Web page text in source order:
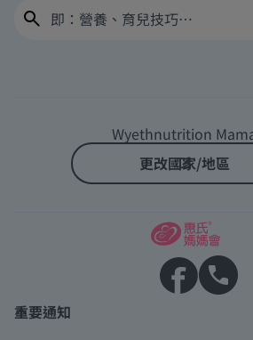
Wyethnutrition
更改國家/地區
重要通知